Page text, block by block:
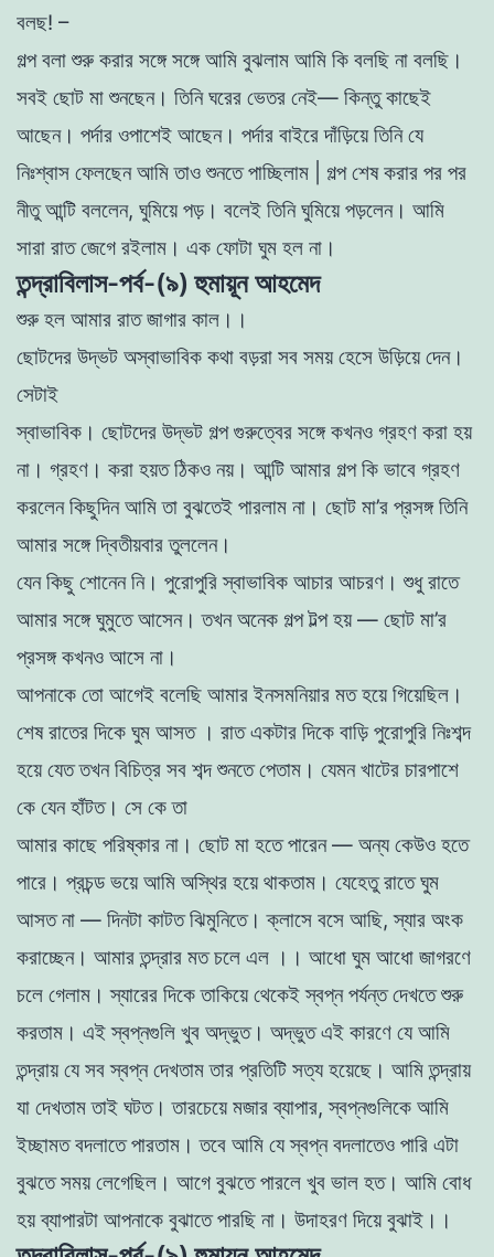
বলছ! –
গল্প বলা শুরু করার সঙ্গে সঙ্গে আমি বুঝলাম আমি কি বলছি না বলছি।
সবই ছােট মা শুনছেন। তিনি ঘরের ভেতর নেই— কিন্তু কাছেই
আছেন। পর্দার ওপাশেই আছেন। পর্দার বাইরে দাঁড়িয়ে তিনি যে
নিঃশ্বাস ফেলছেন আমি তাও শুনতে পাচ্ছিলাম | গল্প শেষ করার পর পর
নীতু আন্টি বললেন, ঘুমিয়ে পড়। বলেই তিনি ঘুমিয়ে পড়লেন। আমি
সারা রাত জেগে রইলাম। এক ফোটা ঘুম হল না।
তন্দ্রাবিলাস-পর্ব-(৯) হুমায়ূন আহমেদ
শুরু হল আমার রাত জাগার কাল।।
ছােটদের উদ্ভট অস্বাভাবিক কথা বড়রা সব সময় হেসে উড়িয়ে দেন।
সেটাই
স্বাভাবিক। ছােটদের উদ্ভট গল্প গুরুত্বের সঙ্গে কখনও গ্রহণ করা হয়
না। গ্রহণ। করা হয়ত ঠিকও নয়। আন্টি আমার গল্প কি ভাবে গ্রহণ
করলেন কিছুদিন আমিতা বুঝতেই পারলাম না। ছােট মা’র প্রসঙ্গ তিনি
আমার সঙ্গে দ্বিতীয়বার তুললেন।
যেন কিছু শােনেন নি। পুরােপুরি স্বাভাবিক আচার আচরণ। শুধু রাতে
আমার সঙ্গে ঘুমুতে আসেন। তখন অনেক গল্প টল্প হয় — ছােট মা’র
প্রসঙ্গ কখনও আসে না।
আপনাকে তাে আগেই বলেছি আমার ইনসমনিয়ার মত হয়ে গিয়েছিল।
শেষরাতের দিকে ঘুম আসত । রাত একটার দিকে বাড়ি পুরােপুরি নিঃশব্দ
হয়ে যেত তখনবিচিত্র সব শব্দ শুনতে পেতাম। যেমন খাটের চারপাশে
কে যেন হাঁটত। সে কে তা
আমার কাছে পরিষ্কার না। ছােট মা হতে পারেন — অন্য কেউও হতে
পারে। প্রচন্ডভয়ে আমি অস্থির হয়ে থাকতাম। যেহেতু রাতে ঘুম
আসত না — দিনটা কাটত ঝিমুনিতে। ক্লাসে বসে আছি, স্যার অংক
করাচ্ছেন। আমার তন্দ্রার মত চলে এল ।। আধাে ঘুম আধাে জাগরণে
চলে গেলাম। স্যারের দিকে তাকিয়ে থেকেই স্বপ্ন পর্যন্তদেখতে শুরু
করতাম। এই স্বপ্নগুলি খুব অদ্ভুত। অদ্ভুত এই কারণে যে আমি
তন্দ্রায়যে সব স্বপ্ন দেখতাম তার প্রতিটি সত্য হয়েছে। আমি তন্দ্রায়
যা দেখতাম তাই ঘটত।তারচেয়ে মজার ব্যাপার, স্বপ্নগুলিকে আমি
ইচ্ছামত বদলাতে পারতাম। তবে আমি যে স্বপ্ন বদলাতেও পারি এটা
বুঝতে সময় লেগেছিল। আগে বুঝতে পারলে খুব ভাল হত। আমি বােধ
হয় ব্যাপারটা আপনাকে বুঝাতে পারছি না। উদাহরণ দিয়েবুঝাই।।